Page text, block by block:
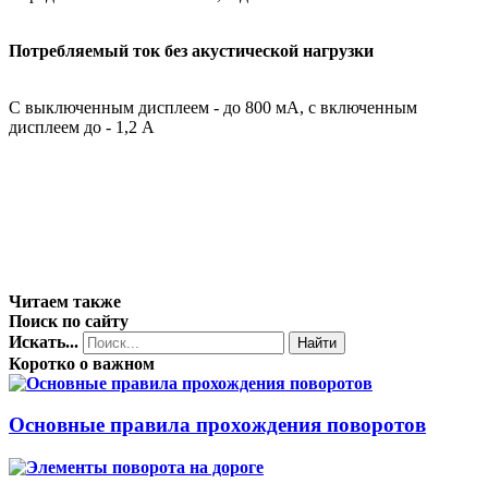
Потребляемый ток без акустической нагрузки
С выключенным дисплеем - до 800 мА, с включенным
дисплеем до - 1,2 А
Читаем также
Поиск по сайту
Искать...
Найти
Коротко о важном
Основные правила прохождения поворотов